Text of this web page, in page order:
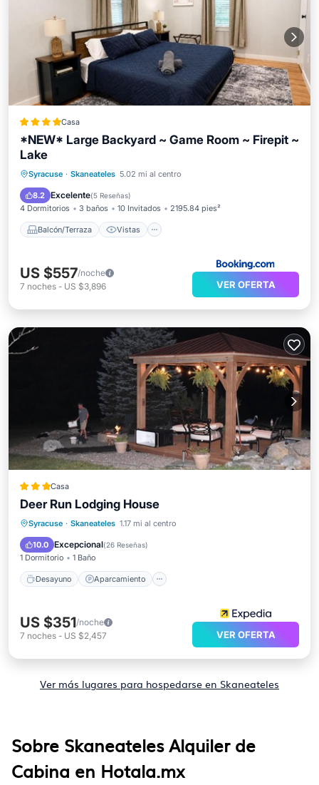
Casa
*NEW* Large Backyard ~ Game Room ~ Firepit ~
Lake
Syracuse · Skaneateles 5.02 mi al centro
8.2 Excelente(5 Reseñas)
4 Dormitorios 3 baños 10 Invitados 2195.84 pies²
Balcón/Terraza Vistas
Balcón/Terraza
Vistas
Aire acondicionado
US $557/noche
7 noches - US $3,896 VER OFERTA
Casa
Deer Run Lodging House
Syracuse · Skaneateles 1.17 mi al centro
10.0 Excepcional(26 Reseñas)
1 Dormitorio 1 Baño
Desayuno Aparcamiento
Desayuno
Aparcamiento
Balcón/Terraza
US $351/noche
7 noches - US $2,457 VER OFERTA
Ver más lugares para hospedarse en Skaneateles
Sobre Skaneateles Alquiler de
Cabina en Hotala.mx